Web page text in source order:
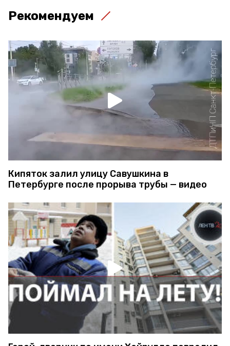
Рекомендуем
Кипяток залил улицу Савушкина в
Петербурге после прорыва трубы — видео